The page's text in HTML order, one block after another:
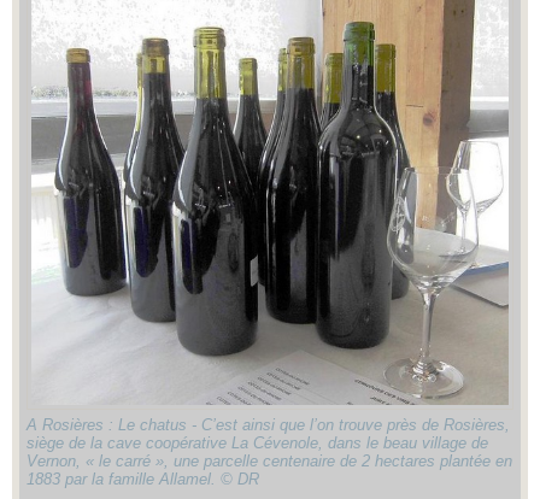
A Rosières : Le chatus - C’est ainsi que l’on trouve près de Rosières,
siège de la cave coopérative La Cévenole, dans le beau village de
Vernon, « le carré », une parcelle centenaire de 2 hectares plantée en
1883 par la famille Allamel. © DR